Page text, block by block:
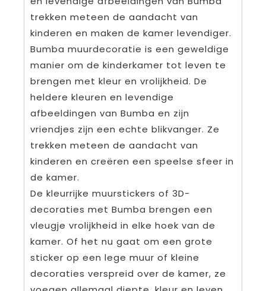
trekken meteen de aandacht van
kinderen en maken de kamer levendiger.
Bumba muurdecoratie is een geweldige
manier om de kinderkamer tot leven te
brengen met kleur en vrolijkheid. De
heldere kleuren en levendige
afbeeldingen van Bumba en zijn
vriendjes zijn een echte blikvanger. Ze
trekken meteen de aandacht van
kinderen en creëren een speelse sfeer in
de kamer.
De kleurrijke muurstickers of 3D-
decoraties met Bumba brengen een
vleugje vrolijkheid in elke hoek van de
kamer. Of het nu gaat om een grote
sticker op een lege muur of kleine
decoraties verspreid over de kamer, ze